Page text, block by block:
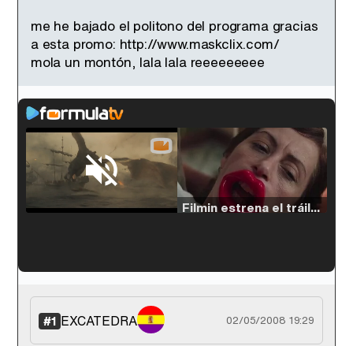
me he bajado el politono del programa gracias
a esta promo: http://www.maskclix.com/
mola un montón, lala lala reeeeeeeee
Loaded
Filmin estrena el tráiler de 'Millennial Mal', su nueva comedia universitaria de la mano de Lorena Iglesias
'120 Minutos' celebra sus 2.000 programas en Telemadrid con un vídeo del día a día en la redacción
#1 EXCATEDRA 02/05/2008 19:29